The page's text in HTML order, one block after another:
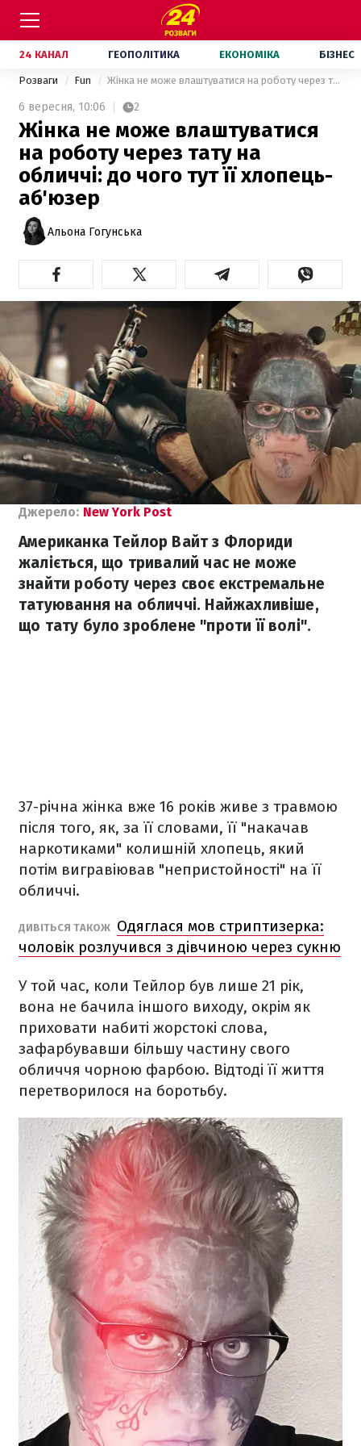
24 КАНАЛ ГЕОПОЛІТИКА ЕКОНОМІКА БІЗНЕС
Розваги Fun Жінка не може влаштуватися на роботу через тату на обличчі: до чого тут її хлопець-аб'юзер
6 вересня, 10:06 2
Жінка не може влаштуватися
на роботу через тату на
обличчі: до чого тут її хлопець-
аб'юзер
Альона Гогунська
Джерело: New York Post
Американка Тейлор Вайт з Флориди
жаліється, що тривалий час не може
знайти роботу через своє екстремальне
татуювання на обличчі. Найжахливіше,
що тату було зроблене "проти її волі".
37-річна жінка вже 16 років живе з травмою
після того, як, за її словами, її "накачав
наркотиками" колишній хлопець, який
потім вигравіював "непристойності" на її
обличчі.
ДИВІТЬСЯ ТАКОЖ Одяглася мов стриптизерка:
чоловік розлучився з дівчиною через сукню
У той час, коли Тейлор був лише 21 рік,
вона не бачила іншого виходу, окрім як
приховати набиті жорстокі слова,
зафарбувавши більшу частину свого
обличчя чорною фарбою. Відтоді її життя
перетворилося на боротьбу.